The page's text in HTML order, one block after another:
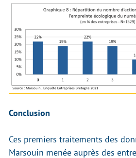
Conclusion
Ces premiers traitements des
Marsouin menée auprès des